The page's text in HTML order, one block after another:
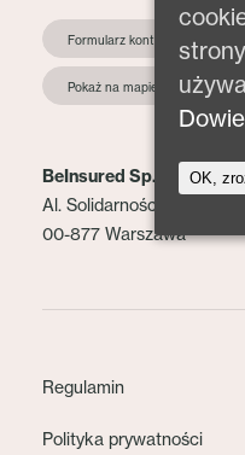
Formularz kontaktowy
Pokaż na mapie
BeInsured Sp. z o.o.
Al. Solidarności 153 lok. 2
00-877 Warszawa
Regulamin
Polityka prywatności
OK,